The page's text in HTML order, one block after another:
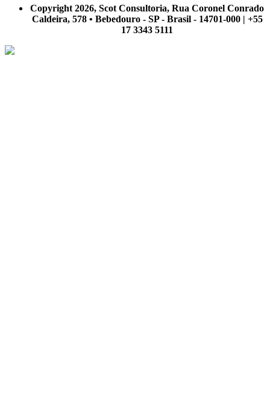
Copyright 2026, Scot Consultoria, Rua Coronel Conrado
Caldeira, 578 • Bebedouro - SP - Brasil - 14701-000 | +55
17 3343 5111